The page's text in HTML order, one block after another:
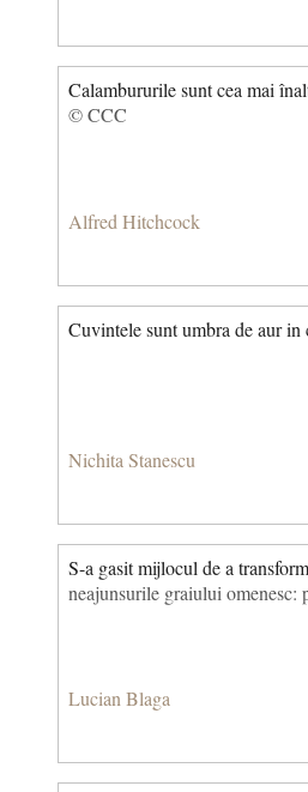
Calambururile sunt cea mai
© CCC
Alfred Hitchcock
Cuvintele sunt umbra de aur in
Nichita Stanescu
S-a gasit mijlocul de a
neajunsurile graiului omenesc:
Lucian Blaga